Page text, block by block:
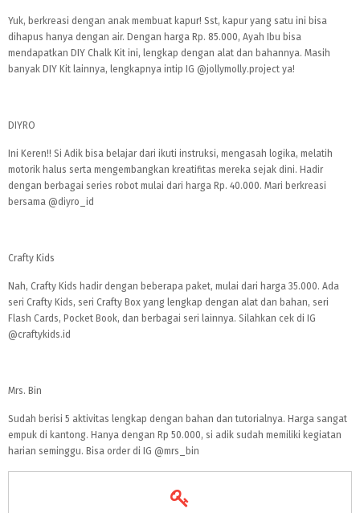
Yuk, berkreasi dengan anak membuat kapur! Sst, kapur yang satu ini bisa
dihapus hanya dengan air. Dengan harga Rp. 85.000, Ayah Ibu bisa
mendapatkan DIY Chalk Kit ini, lengkap dengan alat dan bahannya. Masih
banyak DIY Kit lainnya, lengkapnya intip IG @jollymolly.project ya!
DIYRO
Ini Keren!! Si Adik bisa belajar dari ikuti instruksi, mengasah logika, melatih
motorik halus serta mengembangkan kreatifitas mereka sejak dini. Hadir
dengan berbagai series robot mulai dari harga Rp. 40.000. Mari berkreasi
bersama @diyro_id
Crafty Kids
Nah, Crafty Kids hadir dengan beberapa paket, mulai dari harga 35.000. Ada
seri Crafty Kids, seri Crafty Box yang lengkap dengan alat dan bahan, seri
Flash Cards, Pocket Book, dan berbagai seri lainnya. Silahkan cek di IG
@craftykids.id
Mrs. Bin
Sudah berisi 5 aktivitas lengkap dengan bahan dan tutorialnya. Harga sangat
empuk di kantong. Hanya dengan Rp 50.000, si adik sudah memiliki kegiatan
harian seminggu. Bisa order di IG @mrs_bin